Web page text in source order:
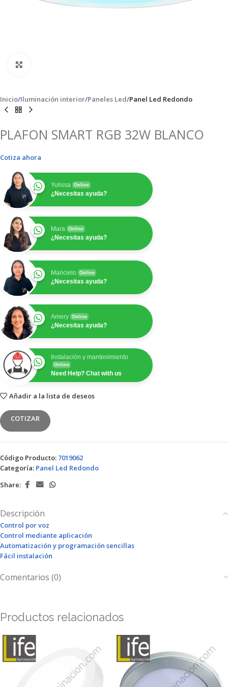
Inicio Iluminación interior Paneles Led Panel Led Redondo
PLAFON SMART RGB 32W BLANCO
Cotiza ahora
Yulissa Online
¿Necesitas ayuda?
Mara Online
¿Necesitas ayuda?
Maricielo Online
¿Necesitas ayuda?
Amery Online
¿Necesitas ayuda?
Instalación y mantenimiento
Online
Need Help? Chat with us
Añadir a la lista de deseos
COTIZAR
Código Producto: 7019062
Categoría: Panel Led Redondo
Share:
Descripción
Control por voz
Control mediante aplicación
Automatización y programación sencillas
Fácil instalación
Comentarios (0)
Productos relacionados